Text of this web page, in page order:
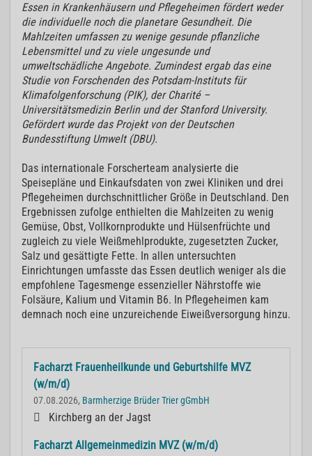
Essen in Krankenhäusern und Pflegeheimen fördert weder
die individuelle noch die planetare Gesundheit. Die
Mahlzeiten umfassen zu wenige gesunde pflanzliche
Lebensmittel und zu viele ungesunde und
umweltschädliche Angebote. Zumindest ergab das eine
Studie von Forschenden des Potsdam-Instituts für
Klimafolgenforschung (PIK), der Charité –
Universitätsmedizin Berlin und der Stanford University.
Gefördert wurde das Projekt von der Deutschen
Bundesstiftung Umwelt (DBU).
Das internationale Forscherteam analysierte die
Speisepläne und Einkaufsdaten von zwei Kliniken und drei
Pflegeheimen durchschnittlicher Größe in Deutschland. Den
Ergebnissen zufolge enthielten die Mahlzeiten zu wenig
Gemüse, Obst, Vollkornprodukte und Hülsenfrüchte und
zugleich zu viele Weißmehlprodukte, zugesetzten Zucker,
Salz und gesättigte Fette. In allen untersuchten
Einrichtungen umfasste das Essen deutlich weniger als die
empfohlene Tagesmenge essenzieller Nährstoffe wie
Folsäure, Kalium und Vitamin B6. In Pflegeheimen kam
demnach noch eine unzureichende Eiweißversorgung hinzu.
Facharzt Frauenheilkunde und Geburtshilfe MVZ
(w/m/d)
07.08.2026, Barmherzige Brüder Trier gGmbH
Kirchberg an der Jagst
Facharzt Allgemeinmedizin MVZ (w/m/d)